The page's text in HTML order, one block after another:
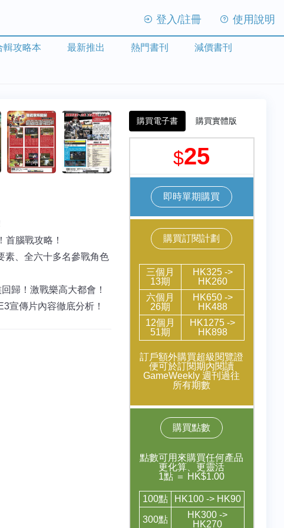
登入/註冊 使用說明
輯攻略本 最新推出 熱門書刊 減價書刊
腦戰攻略！
、全六十多名參戰角色
歸！激戰樂高大都會！
宣傳片內容徹底分析！
購買電子書 購買實體版
$25
即時單期購買
購買訂閱計劃
三個月
13期
HK325 ->
HK260
六個月
26期
HK650 ->
HK488
12個月
51期
HK1275 ->
HK898
訂戶額外購買超級閱覽證
便可於訂閱期內閱讀
GameWeekly 週刊過往
所有期數
購買點數
點數可用來購買任何產品
更化算、更靈活
1點 ＝ HK$1.00
100點 HK100 -> HK90
300點
HK300 ->
HK270